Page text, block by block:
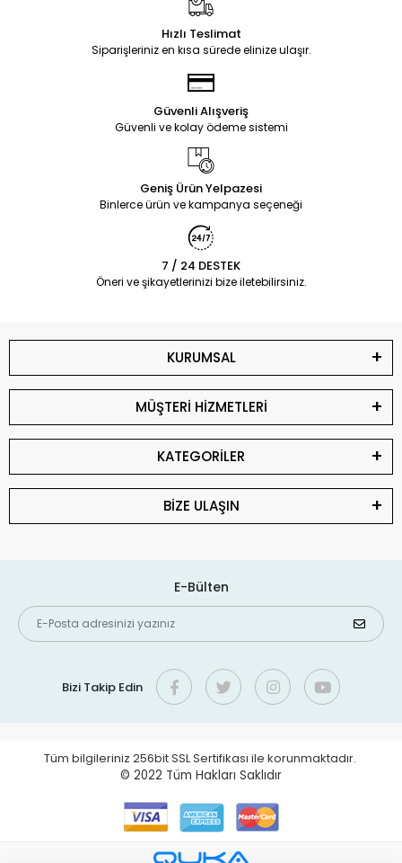
Hızlı Teslimat
Siparişleriniz en kısa sürede elinize ulaşır.
Güvenli Alışveriş
Güvenli ve kolay ödeme sistemi
Geniş Ürün Yelpazesi
Binlerce ürün ve kampanya seçeneği
7 / 24 DESTEK
Öneri ve şikayetlerinizi bize iletebilirsiniz.
KURUMSAL
MÜŞTERİ HİZMETLERİ
KATEGORİLER
BİZE ULAŞIN
E-Bülten
Bizi Takip Edin
Tüm bilgileriniz 256bit SSL Sertifikası ile korunmaktadır.
© 2022 Tüm Hakları Saklıdır